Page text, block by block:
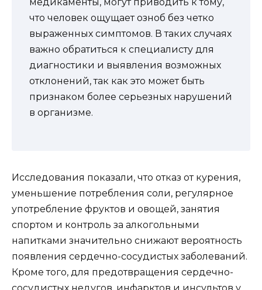
что человек ощущает озноб без четко
выраженных симптомов. В таких случаях
важно обратиться к специалисту для
диагностики и выявления возможных
отклонений, так как это может быть
признаком более серьезных нарушений
в организме.
Исследования показали, что отказ от курения,
уменьшение потребления соли, регулярное
употребление фруктов и овощей, занятия
спортом и контроль за алкогольными
напитками значительно снижают вероятность
появления сердечно-сосудистых заболеваний.
Кроме того, для предотвращения сердечно-